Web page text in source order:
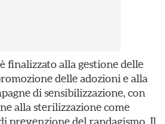
finalizzato alla gestione delle
delle adozioni e alla
di sensibilizzazione, con
alla sterilizzazione come
prevenzione del randagismo. Il